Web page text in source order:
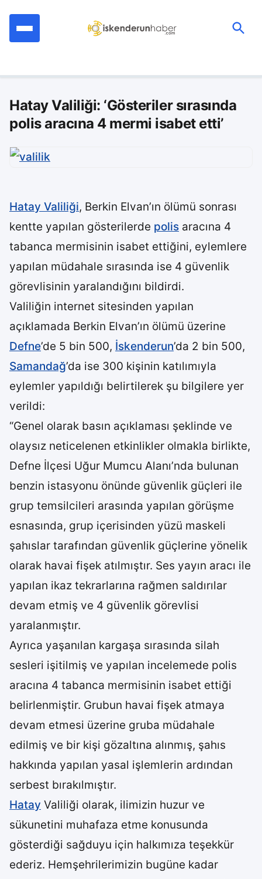
Hatay Valiliği: ‘Gösteriler sırasında
polis aracına 4 mermi isabet etti’
Hatay Valiliği, Berkin Elvan’ın ölümü sonrası
kentte yapılan gösterilerde polis aracına 4
tabanca mermisinin isabet ettiğini, eylemlere
yapılan müdahale sırasında ise 4 güvenlik
görevlisinin yaralandığını bildirdi.
Valiliğin internet sitesinden yapılan
açıklamada Berkin Elvan’ın ölümü üzerine
Defne’de 5 bin 500, İskenderun’da 2 bin 500,
Samandağ’da ise 300 kişinin katılımıyla
eylemler yapıldığı belirtilerek şu bilgilere yer
verildi:
“Genel olarak basın açıklaması şeklinde ve
olaysız neticelenen etkinlikler olmakla birlikte,
Defne İlçesi Uğur Mumcu Alanı’nda bulunan
benzin istasyonu önünde güvenlik güçleri ile
grup temsilcileri arasında yapılan görüşme
esnasında, grup içerisinden yüzü maskeli
şahıslar tarafından güvenlik güçlerine yönelik
olarak havai fişek atılmıştır. Ses yayın aracı ile
yapılan ikaz tekrarlarına rağmen saldırılar
devam etmiş ve 4 güvenlik görevlisi
yaralanmıştır.
Ayrıca yaşanılan kargaşa sırasında silah
sesleri işitilmiş ve yapılan incelemede polis
aracına 4 tabanca mermisinin isabet ettiği
belirlenmiştir. Grubun havai fişek atmaya
devam etmesi üzerine gruba müdahale
edilmiş ve bir kişi gözaltına alınmış, şahıs
hakkında yapılan yasal işlemlerin ardından
serbest bırakılmıştır.
Hatay Valiliği olarak, ilimizin huzur ve
sükunetini muhafaza etme konusunda
gösterdiği sağduyu için halkımıza teşekkür
ederiz. Hemşehrilerimizin bugüne kadar